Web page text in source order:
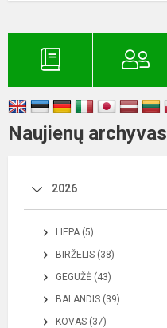
Naujienų archyvas
2026
LIEPA (5)
BIRŽELIS (38)
GEGUŽĖ (43)
BALANDIS (39)
KOVAS (37)